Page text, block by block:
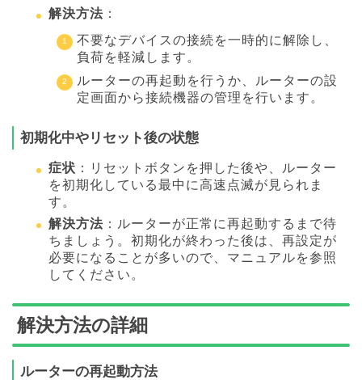
解決方法 ：
不要なデバイスの接続を一時的に解除し、
負荷を軽減します。
ルーターの再起動を行うか、ルーターの設
定画面から接続機器の管理を行います。
初期化中やリセット後の状態
症状 ：リセットボタンを押した後や、ルーター
を初期化している最中に高速点滅が見られま
す。
解決方法 ：ルーターが正常に再起動するまで待
ちましょう。初期化が終わった後は、再設定が
必要になることが多いので、マニュアルを参照
してください。
解決方法の詳細
ルーターの再起動方法